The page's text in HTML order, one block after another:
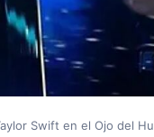
Swift en el Ojo del